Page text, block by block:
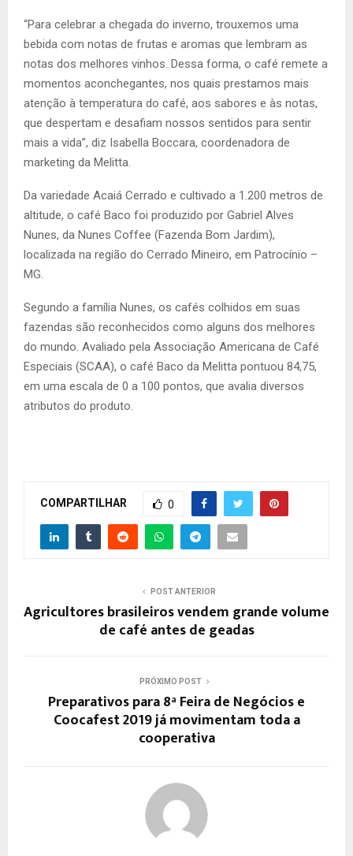
“Para celebrar a chegada do inverno, trouxemos uma
bebida com notas de frutas e aromas que lembram as
notas dos melhores vinhos. Dessa forma, o café remete a
momentos aconchegantes, nos quais prestamos mais
atenção à temperatura do café, aos sabores e às notas,
que despertam e desafiam nossos sentidos para sentir
mais a vida”, diz Isabella Boccara, coordenadora de
marketing da Melitta.
Da variedade Acaiá Cerrado e cultivado a 1.200 metros de
altitude, o café Baco foi produzido por Gabriel Alves
Nunes, da Nunes Coffee (Fazenda Bom Jardim),
localizada na região do Cerrado Mineiro, em Patrocínio –
MG.
Segundo a família Nunes, os cafés colhidos em suas
fazendas são reconhecidos como alguns dos melhores
do mundo. Avaliado pela Associação Americana de Café
Especiais (SCAA), o café Baco da Melitta pontuou 84,75,
em uma escala de 0 a 100 pontos, que avalia diversos
atributos do produto.
COMPARTILHAR 0
POST ANTERIOR
Agricultores brasileiros vendem grande volume
de café antes de geadas
PRÓXIMO POST
Preparativos para 8ª Feira de Negócios e
Coocafest 2019 já movimentam toda a
cooperativa